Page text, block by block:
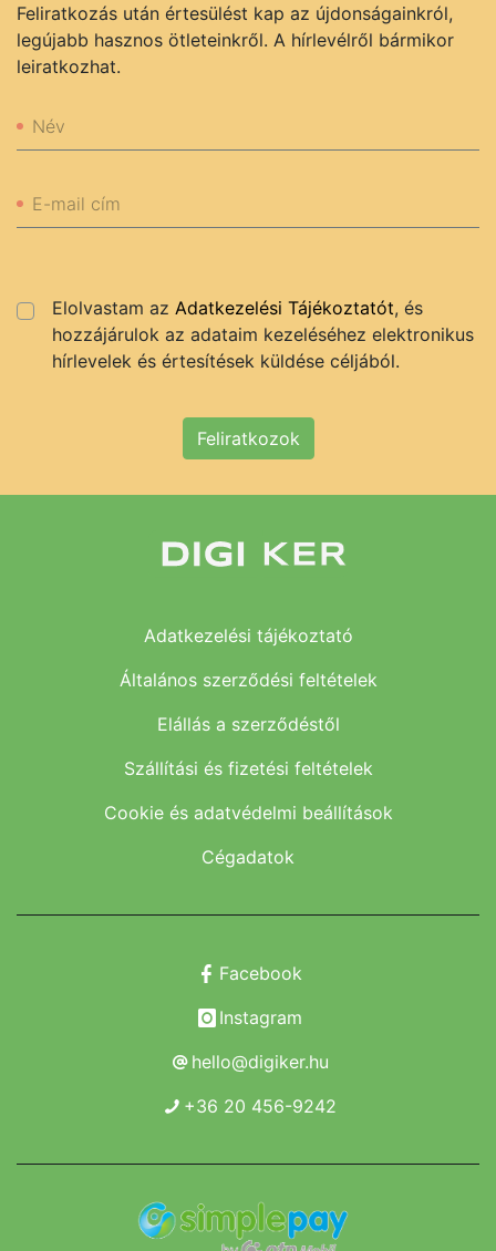
Feliratkozás után értesülést kap az újdonságainkról,
legújabb hasznos ötleteinkről. A hírlevélről bármikor
leiratkozhat.
Név
E-mail cím
Elolvastam az Adatkezelési Tájékoztatót, és
hozzájárulok az adataim kezeléséhez elektronikus
hírlevelek és értesítések küldése céljából.
Feliratkozok
Adatkezelési tájékoztató
Általános szerződési feltételek
Elállás a szerződéstől
Szállítási és fizetési feltételek
Cookie és adatvédelmi beállítások
Cégadatok
Facebook
Instagram
hello@digiker.hu
+36 20 456-9242